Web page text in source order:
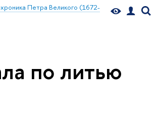
Петра Великого (1672-
по литью